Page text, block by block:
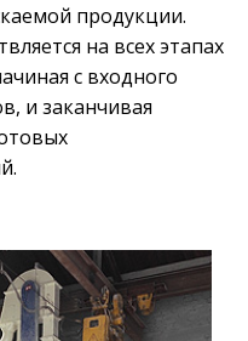
продукции.
на всех этапах
с входного
и заканчивая